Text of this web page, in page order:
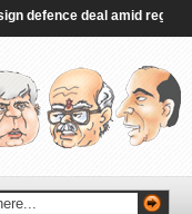
deal amid regional